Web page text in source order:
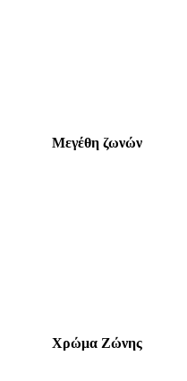
Μεγέθη ζωνών
Χρώμα Ζώνης